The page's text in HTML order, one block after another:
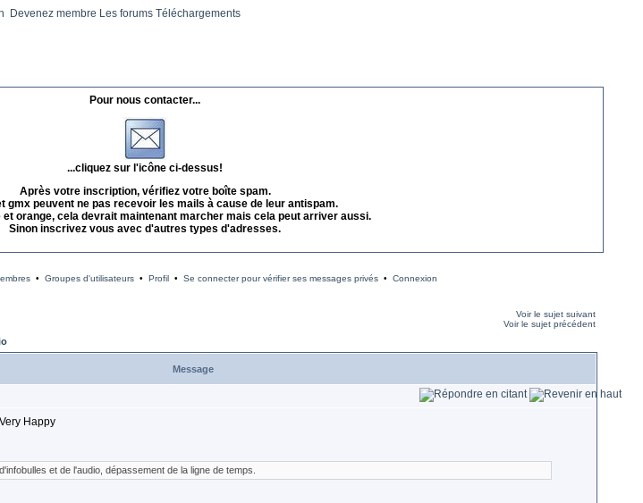
Devenez membre Les forums Téléchargements
Pour nous contacter...
...cliquez sur l'icône ci-dessus!
Après votre inscription, vérifiez votre boîte spam.
gmx peuvent ne pas recevoir les mails à cause de leur antispam.
et orange, cela devrait maintenant marcher mais cela peut arriver aussi.
Sinon inscrivez vous avec d'autres types d'adresses.
• Groupes d'utilisateurs• Profil• Se connecter pour vérifier ses messages privés• Connexion
Voir le sujet suivant
Voir le sujet précédent
Message
et de l'audio, dépassement de la ligne de temps.